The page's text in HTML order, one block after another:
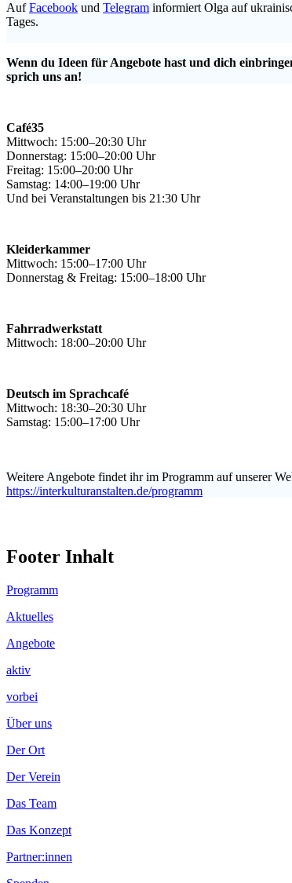
AufFacebook und Telegram informiert Olga auf
Tages.
Wenn du Ideen für Angebote hast und dich
sprich uns an!
Café35
Mittwoch: 15:00–20:30 Uhr
Donnerstag: 15:00–20:00 Uhr
Freitag: 15:00–20:00 Uhr
Samstag: 14:00–19:00 Uhr
Und bei Veranstaltungen bis 21:30 Uhr
Kleiderkammer
Mittwoch: 15:00–17:00 Uhr
Donnerstag & Freitag: 15:00–18:00 Uhr
Fahrradwerkstatt
Mittwoch: 18:00–20:00 Uhr
Deutsch im Sprachcafé
Mittwoch: 18:30–20:30 Uhr
Samstag: 15:00–17:00 Uhr
Weitere Angebote findet ihr im Programm auf unserer
https://interkulturanstalten.de/programm
Footer Inhalt
Programm
Aktuelles
Angebote
aktiv
vorbei
Über uns
Der Ort
Der Verein
Das Team
Das Konzept
Partner:innen